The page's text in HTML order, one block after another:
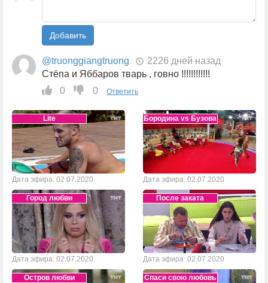
Добавить
@truonggiangtruong
2226 дней назад
Стёпа и Яббаров тварь , говно !!!!!!!!!!!!
0
0 Ответить
Lite
Дата эфира: 02.07.2020
Бородина vs Бузова
Дата эфира: 02.07.2020
Город любви
Дата эфира: 02.07.2020
После заката
Дата эфира: 02.07.2020
Остров любви Спаси свою любовь